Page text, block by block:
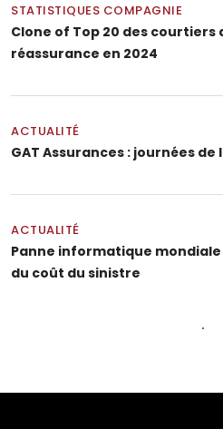
STATISTIQUES COMPAGNIE
Clone of Top 20 des courtiers
réassurance en 2024
ACTUALITÉ
GAT Assurances : journées
ACTUALITÉ
Panne informatique
du coût du sinistre